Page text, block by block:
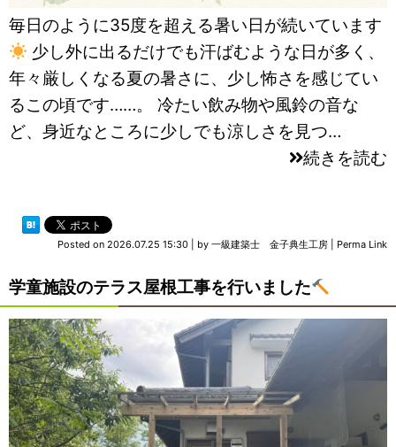
毎日のように35度を超える暑い日が続いています
少し外に出るだけでも汗ばむような日が多く、
年々厳しくなる夏の暑さに、少し怖さを感じてい
るこの頃です……。 冷たい飲み物や風鈴の音な
ど、身近なところに少しでも涼しさを見つ…
続きを読む
Posted on 2026.07.25 15:30 by 一級建築士 金子典生工房 Perma Link
学童施設のテラス屋根工事を行いました